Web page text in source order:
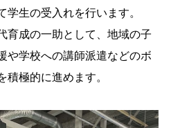
学生の受入れを行います。
育成の一助として、地域の子
や学校への講師派遣などのボ
極的に進めます。